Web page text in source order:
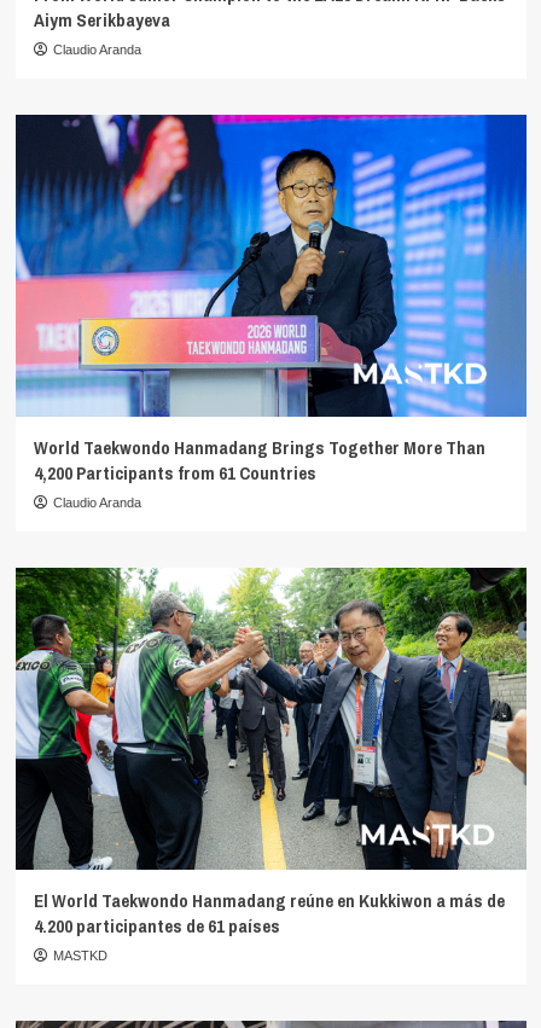
Aiym Serikbayeva
Claudio Aranda
World Taekwondo Hanmadang Brings Together More Than
4,200 Participants from 61 Countries
Claudio Aranda
El World Taekwondo Hanmadang reúne en Kukkiwon a más de
4.200 participantes de 61 países
MASTKD